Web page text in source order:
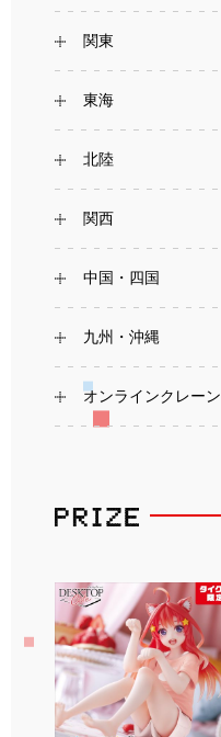
関東
東海
北陸
関西
中国・四国
九州・沖縄
オンラインクレーン